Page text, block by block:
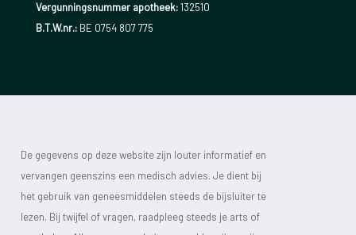
Vergunningsnummer apotheek:132510
B.T.W.nr.:BE 0754 807 775
De gegevens op deze website zijn louter informatief en
vervangen geenszins een medisch advies. Je dient bij
het gebruik van geneesmiddelen steeds de bijsluiter te
lezen. Bij twijfel of vragen, raadpleeg steeds je arts of